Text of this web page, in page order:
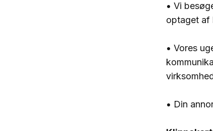
• Vi
optaget af
• Vores
• Din